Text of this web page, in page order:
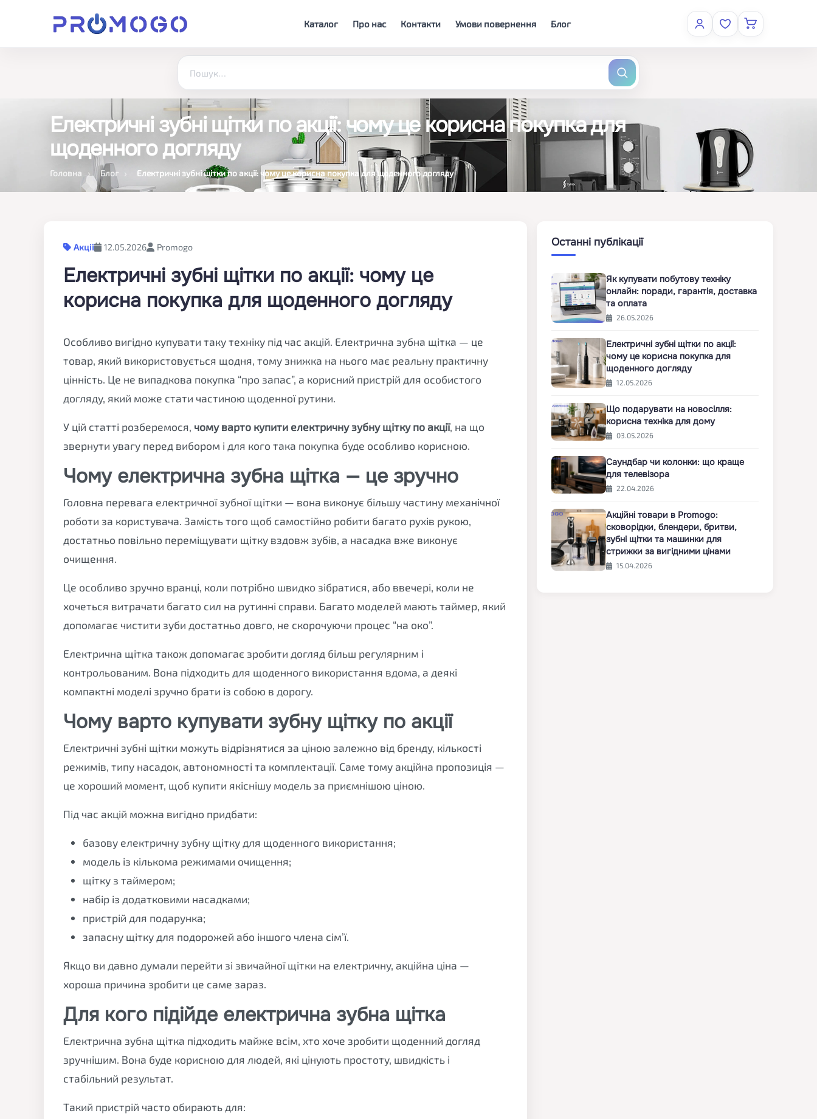
Каталог Про нас Контакти Умови повернення Блог
Електричні зубні щітки по акції: чому це корисна покупка для
щоденного догляду
Головна Блог Електричні зубні щітки по акції: чому це корисна покупка для щоденного догляду
Акції 12.05.2026 Promogo
Електричні зубні щітки по акції: чому це
корисна покупка для щоденного догляду
Особливо вигідно купувати таку техніку під час акцій. Електрична зубна щітка — це
товар, який використовується щодня, тому знижка на нього має реальну практичну
цінність. Це не випадкова покупка “про запас”, а корисний пристрій для особистого
догляду, який може стати частиною щоденної рутини.
У цій статті розберемося, чому варто купити електричну зубну щітку по акції, на що
звернути увагу перед вибором і для кого така покупка буде особливо корисною.
Чому електрична зубна щітка — це зручно
Головна перевага електричної зубної щітки — вона виконує більшу частину механічної
роботи за користувача. Замість того щоб самостійно робити багато рухів рукою,
достатньо повільно переміщувати щітку вздовж зубів, а насадка вже виконує
очищення.
Це особливо зручно вранці, коли потрібно швидко зібратися, або ввечері, коли не
хочеться витрачати багато сил на рутинні справи. Багато моделей мають таймер, який
допомагає чистити зуби достатньо довго, не скорочуючи процес “на око”.
Електрична щітка також допомагає зробити догляд більш регулярним і
контрольованим. Вона підходить для щоденного використання вдома, а деякі
компактні моделі зручно брати із собою в дорогу.
Чому варто купувати зубну щітку по акції
Електричні зубні щітки можуть відрізнятися за ціною залежно від бренду, кількості
режимів, типу насадок, автономності та комплектації. Саме тому акційна пропозиція —
це хороший момент, щоб купити якіснішу модель за приємнішою ціною.
Під час акцій можна вигідно придбати:
базову електричну зубну щітку для щоденного використання;
модель із кількома режимами очищення;
щітку з таймером;
набір із додатковими насадками;
пристрій для подарунка;
запасну щітку для подорожей або іншого члена сім’ї.
Якщо ви давно думали перейти зі звичайної щітки на електричну, акційна ціна —
хороша причина зробити це саме зараз.
Для кого підійде електрична зубна щітка
Електрична зубна щітка підходить майже всім, хто хоче зробити щоденний догляд
зручнішим. Вона буде корисною для людей, які цінують простоту, швидкість і
стабільний результат.
Такий пристрій часто обирають для:
Останні публікації
Як купувати побутову техніку
онлайн: поради, гарантія, доставка
та оплата
26.05.2026
Електричні зубні щітки по акції:
чому це корисна покупка для
щоденного догляду
12.05.2026
Що подарувати на новосілля:
корисна техніка для дому
03.05.2026
Саундбар чи колонки: що краще
для телевізора
22.04.2026
Акційні товари в Promogo:
сковорідки, блендери, бритви,
зубні щітки та машинки для
стрижки за вигідними цінами
15.04.2026